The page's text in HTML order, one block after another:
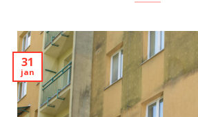
31
jan